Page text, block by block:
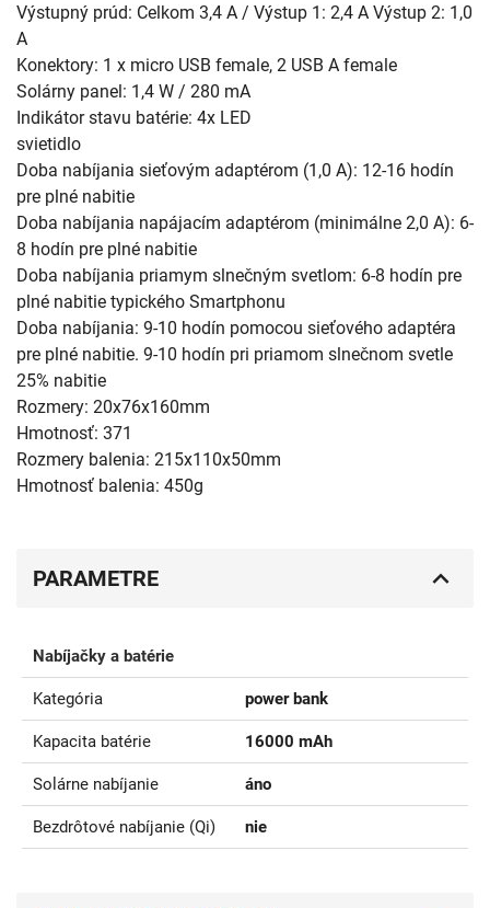
Výstupný prúd: Celkom 3,4 A / Výstup 1: 2,4 A Výstup 2: 1,0
A
Konektory: 1 x micro USB female, 2 USB A female
Solárny panel: 1,4 W / 280 mA
Indikátor stavu batérie: 4x LED
svietidlo
Doba nabíjania sieťovým adaptérom (1,0 A): 12-16 hodín
pre plné nabitie
Doba nabíjania napájacím adaptérom (minimálne 2,0 A): 6-
8 hodín pre plné nabitie
Doba nabíjania priamym slnečným svetlom: 6-8 hodín pre
plné nabitie typického Smartphonu
Doba nabíjania: 9-10 hodín pomocou sieťového adaptéra
pre plné nabitie. 9-10 hodín pri priamom slnečnom svetle
25% nabitie
Rozmery: 20x76x160mm
Hmotnosť: 371
Rozmery balenia: 215x110x50mm
Hmotnosť balenia: 450g
PARAMETRE
Nabíjačky a batérie
Kategória power bank
Kapacita batérie 16000 mAh
Solárne nabíjanie áno
Bezdrôtové nabíjanie (Qi) nie